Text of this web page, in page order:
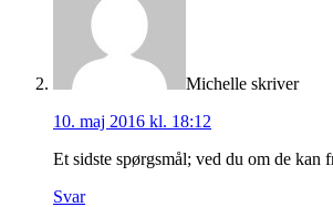
Michelle skriver
10. maj 2016 kl. 18:12
Et sidste spørgsmål; ved du om de kan
Svar